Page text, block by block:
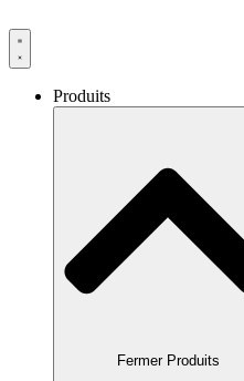
Produits
Fermer Produits